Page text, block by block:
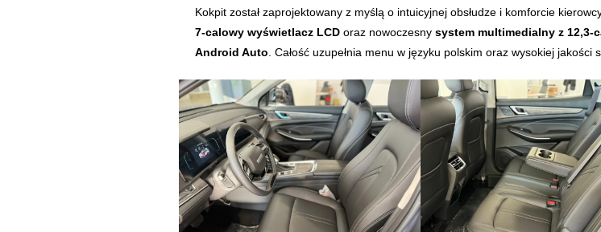
Kokpit został zaprojektowany z myślą o intuicyjnej obsłudze i komforcie
7-calowy wyświetlacz LCD oraz nowoczesny system multimedialny z 12,3-
Android Auto . Całość uzupełnia menu w języku polskim oraz wysokiej jakości